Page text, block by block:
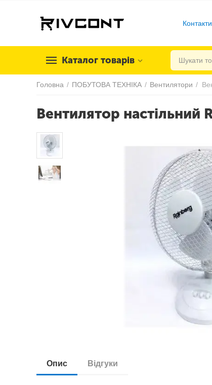
Контакти
Каталог товарів
Головна / ПОБУТОВА ТЕХНІКА / Вентилятори /
Вентилятор настільний
Опис Відгуки